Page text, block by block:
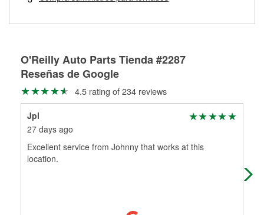
partes de reemplazo correctas para tu reparación.
O'Reilly Auto Parts Tienda #2287
Reseñas de Google
4.5 rating of 234 reviews
Jpl
27 days ago
Excellent service from Johnny that works at this
location.